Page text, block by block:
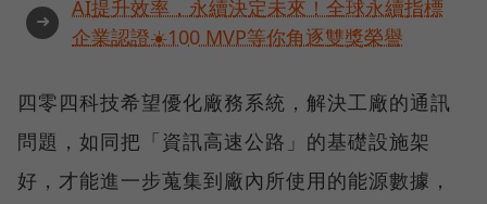
➜
AI提升效率，永續決定未來！全球永續指標
企業認證☀️100 MVP等你角逐雙獎榮譽
四零四科技希望優化廠務系統，解決工廠的通訊
問題，如同把「資訊高速公路」的基礎設施架
好，才能進一步蒐集到廠內所使用的能源數據，